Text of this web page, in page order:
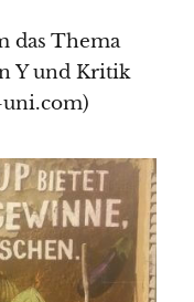
das Thema
Y und Kritik